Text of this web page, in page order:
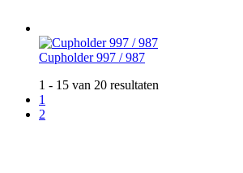
Cupholder 997 / 987
1 - 15 van 20 resultaten
1
2